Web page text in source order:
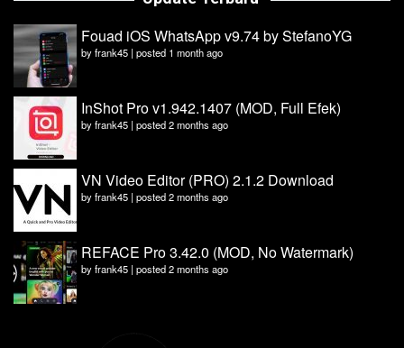
Fouad iOS WhatsApp v9.74 by StefanoYG
byfrank45 | posted 1 month ago
InShot Pro v1.942.1407 (MOD, Full Efek)
byfrank45 | posted 2 months ago
VN Video Editor (PRO) 2.1.2 Download
byfrank45 | posted 2 months ago
REFACE Pro 3.42.0 (MOD, No Watermark)
byfrank45 | posted 2 months ago